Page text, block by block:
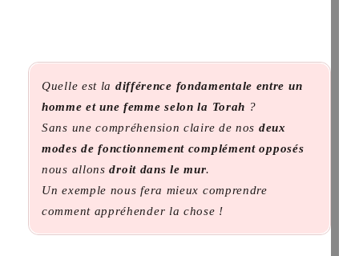
Quelle est la différence fondamentale entre un
homme et une femme selon la Torah ?
Sans une compréhension claire de nos deux
modes de fonctionnement complément opposés
nous allonsdroit dans le mur.
Un exemple nous fera mieux comprendre
comment appréhender la chose !